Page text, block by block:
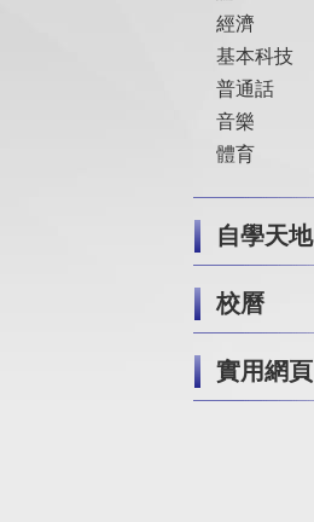
經濟
基本科技
普通話
音樂
體育
自學天地
校曆
實用網頁